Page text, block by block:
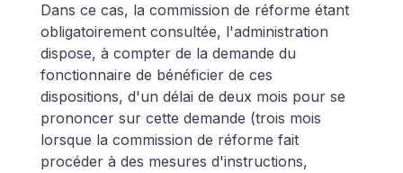
Dans ce cas, la commission de réforme étant
obligatoirement consultée, l'administration
dispose, à compter de la demande du
fonctionnaire de bénéficier de ces
dispositions, d'un délai de deux mois pour se
prononcer sur cette demande (trois mois
lorsque la commission de réforme fait
procéder à des mesures d'instructions,